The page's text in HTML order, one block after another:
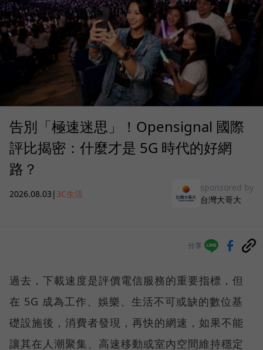
告別「極速迷思」！Opensignal 國際
評比揭密：什麼才是 5G 時代的好網
路？
2026.08.03 | 3C生活
sponsored by
台灣大哥大
分享
過去，下載速度是評價電信服務的重要指標，但
在 5G 成為工作、娛樂、生活不可或缺的數位基
礎設施後，消費者發現，再快的網速，如果不能
讓其在人潮聚集、高速移動或室內空間維持穩定